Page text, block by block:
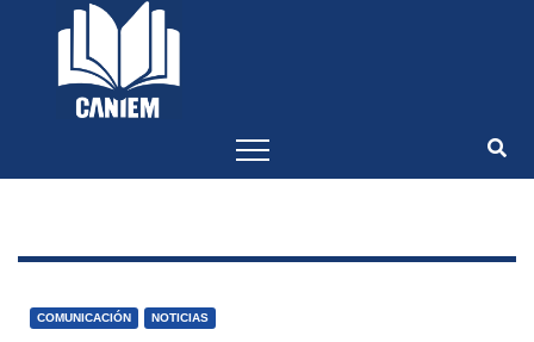
COMUNICACIÓN NOTICIAS